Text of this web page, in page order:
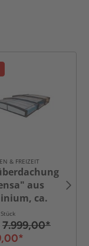
& FREIZEIT
aus
ca.
x 0,8 m
7.999,00*